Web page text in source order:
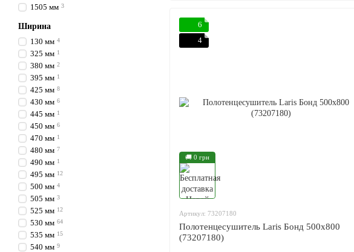
🚚 0 грн
6
4
Артикул: 73207180
Полотенцесушитель Laris Бонд 500x800
(73207180)
1505 мм 3
Ширина
130 мм 4
325 мм 1
380 мм 2
395 мм 1
425 мм 8
430 мм 6
445 мм 1
450 мм 6
470 мм 1
480 мм 7
490 мм 1
495 мм 12
500 мм 4
505 мм 3
525 мм 12
530 мм 64
535 мм 15
540 мм 9